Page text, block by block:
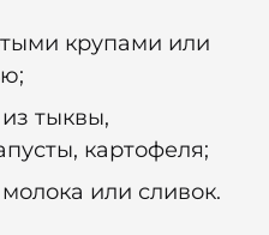
крупами или
тыквы,
картофеля;
или сливок.